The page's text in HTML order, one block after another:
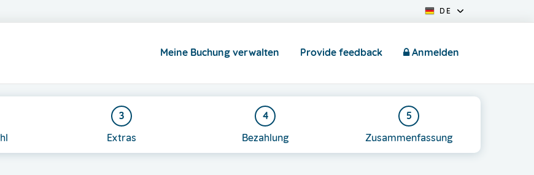
DE
Meine Buchung verwalten Provide feedback Anmelden
3
Extras
4
Bezahlung
5
Zusammenfassung